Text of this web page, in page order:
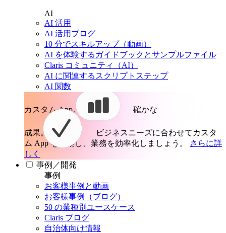
AI
AI 活用
AI 活用ブログ
10 分でスキルアップ（動画）
AI を体験するガイドブックとサンプルファイル
Claris コミュニティ（AI）
AI に関連するスクリプトステップ
AI 関数
カスタム App。 確かな
成果。
ビジネスニーズに合わせてカスタ
ム App を構築し、業務を効率化しましょう。
さらに詳
しく
事例／開発
事例
お客様事例と動画
お客様事例（ブログ）
50 の業種別ユースケース
Claris ブログ
自治体向け情報